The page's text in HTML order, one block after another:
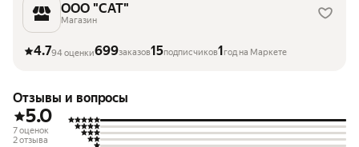
ООО "САТ"
Магазин
4.794 оценки699заказов15подписчиков1год на Маркете
Отзывы и вопросы
5.0
7 оценок
2 отзыва